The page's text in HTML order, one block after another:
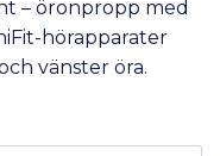
– öronpropp med
hörapparater
vänster öra.